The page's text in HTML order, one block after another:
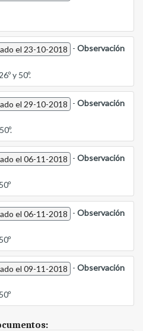
el 23-10-2018 - Observación
y 50º.
el 29-10-2018 - Observación
el 06-11-2018 - Observación
el 06-11-2018 - Observación
el 09-11-2018 - Observación